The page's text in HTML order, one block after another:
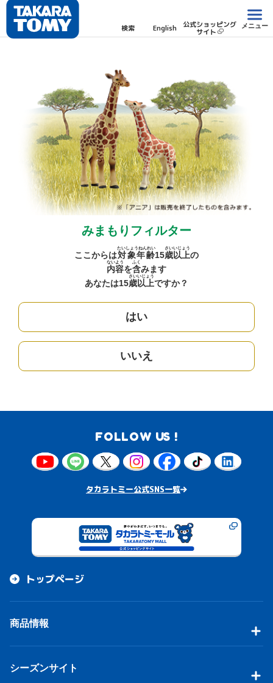
検索 English 公式ショッピング
サイト
メニュー
みまもりフィルター
ここからは対象年齢
たいしょうねんれい
15歳
さい
以上
いじょう
の
内容
ないよう
を含
ふく
みます
あなたは15歳
さい
以上
いじょう
ですか？
はい
いいえ
FOLLOW US !
タカラトミー公式SNS一覧
トップページ
商品情報
シーズンサイト